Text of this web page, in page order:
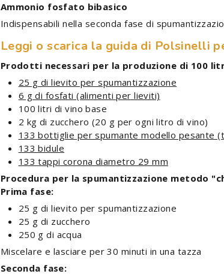
Ammonio fosfato bibasico
Indispensabili nella seconda fase di
Leggi o scarica la guida di Polsinelli
Prodotti necessari per la produzione di 100
25 g di lievito per spumantizzazione
6 g di fosfati (alimenti per lieviti)
100 litri di vino base
2 kg di zucchero (20 g per ogni litro di vino)
133 bottiglie per spumante modello pesante
133 bidule
133 tappi corona diametro 29 mm
Procedura per la spumantizzazione metodo
Prima fase:
25 g di lievito per spumantizzazione
25 g di zucchero
250 g di acqua
Miscelare e lasciare per 30 minuti in una tazza
Seconda fase: